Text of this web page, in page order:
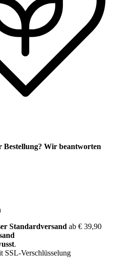
Bestellung? Wir beantworten
Standardversand ab € 39,90
.
SSL-Verschlüsselung